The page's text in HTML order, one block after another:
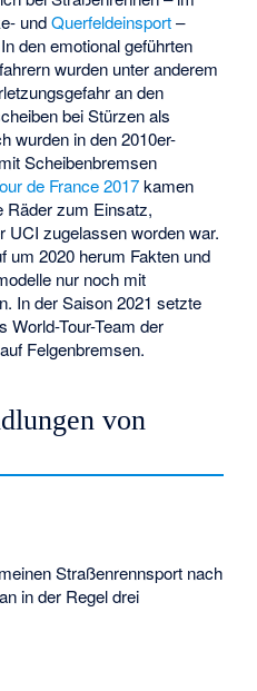
undQuerfeldeinsport–
den emotional geführten
wurden unter anderem
an den
bei Stürzen als
wurden in den 2010er-
Scheibenbremsen
de France 2017kamen
Räder zum Einsatz,
UCI zugelassen worden war.
um 2020 herum Fakten und
nur noch mit
In der Saison 2021 setzte
World-Tour-Team der
Felgenbremsen.
von
Straßenrennsport nach
in der Regel drei